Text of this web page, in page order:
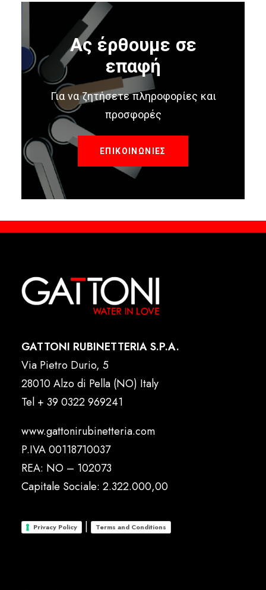
Ας έρθουμε σε
επαφή
Για να ζητήσετε πληροφορίες και
προσφορές
ΕΠΙΚΟΙΝΩΝΙΕΣ
GATTONI RUBINETTERIA S.P.A.
Via Pietro Durio, 5
28010 Alzo di Pella (NO) Italy
Tel + 39 0322 969241
www.gattonirubinetteria.com
P.IVA 00118710037
REA: NO – 102073
Capitale Sociale: 2.322.000,00
Privacy Policy | Terms and Conditions